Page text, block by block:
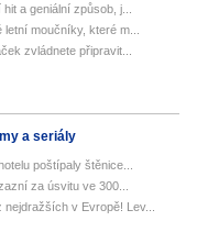
a geniální způsob, j...
moučníky, které m...
zvládnete připravit...
a seriály
poštípaly štěnice...
za úsvitu ve 300...
v Evropě! Lev...